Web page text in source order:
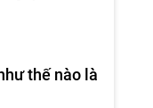
thế nào là